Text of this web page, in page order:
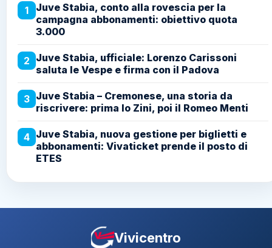
1
Juve Stabia, conto alla rovescia per la
campagna abbonamenti: obiettivo quota
3.000
2 Juve Stabia, ufficiale: Lorenzo Carissoni
saluta le Vespe e firma con il Padova
3 Juve Stabia – Cremonese, una storia da
riscrivere: prima lo Zini, poi il Romeo Menti
4 Juve Stabia, nuova gestione per biglietti e
abbonamenti: Vivaticket prende il posto di
ETES
Vivicentro